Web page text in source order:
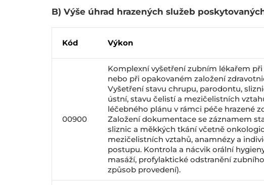
B) Výše úhrad hrazených služeb
Kód Výkon
00900
Komplexní vyšetření zubním lékařem
nebo při opakovaném založení
Vyšetření stavu chrupu, parodontu,
ústní, stavu čelistí a mezičelistních
léčebného plánu v rámci péče hrazené
Založení dokumentace se záznamem
sliznic a měkkých tkání včetně
mezičelistních vztahů, anamnézy a
postupu. Kontrola a nácvik orální
masáží, profylaktické odstranění
způsob provedení).